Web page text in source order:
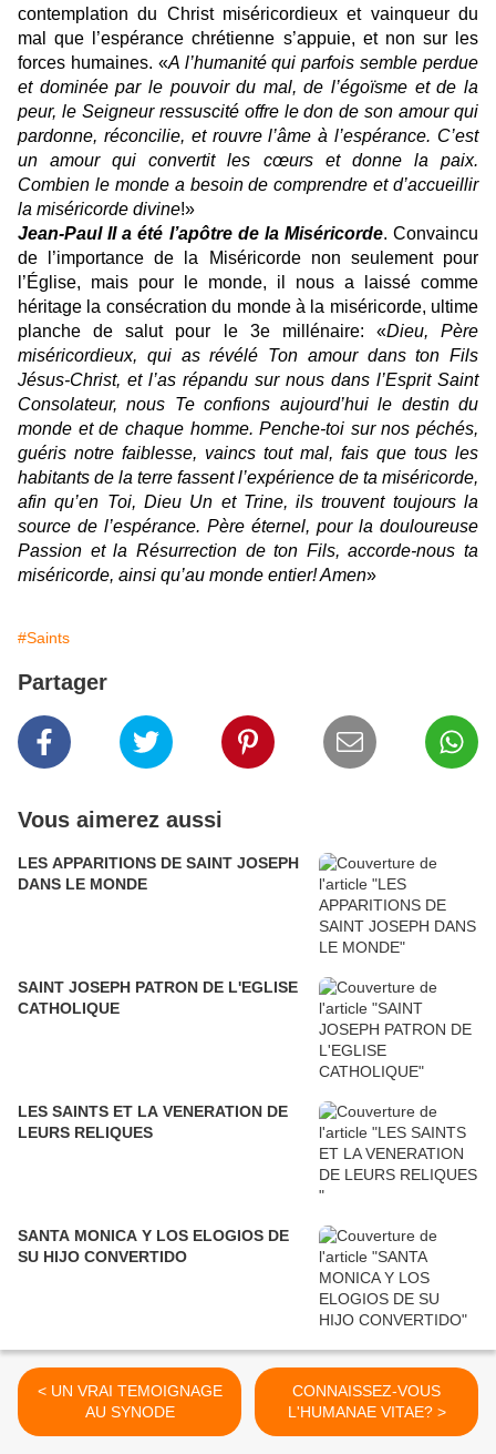
contemplation du Christ miséricordieux et vainqueur du
mal que l’espérance chrétienne s’appuie, et non sur les
forces humaines. «A l’humanité qui parfois semble perdue
et dominée par le pouvoir du mal, de l’égoïsme et de la
peur, le Seigneur ressuscité offre le don de son amour qui
pardonne, réconcilie, et rouvre l’âme à l’espérance. C’est
un amour qui convertit les cœurs et donne la paix.
Combien le monde a besoin de comprendre et d’accueillir
la miséricorde divine!»
Jean-Paul II a été l’apôtre de la Miséricorde. Convaincu
de l’importance de la Miséricorde non seulement pour
l’Église, mais pour le monde, il nous a laissé comme
héritage la consécration du monde à la miséricorde, ultime
planche de salut pour le 3e millénaire: «Dieu, Père
miséricordieux, qui as révélé Ton amour dans ton Fils
Jésus-Christ, et l’as répandu sur nous dans l’Esprit Saint
Consolateur, nous Te confions aujourd’hui le destin du
monde et de chaque homme. Penche-toi sur nos péchés,
guéris notre faiblesse, vaincs tout mal, fais que tous les
habitants de la terre fassent l’expérience de ta miséricorde,
afin qu’en Toi, Dieu Un et Trine, ils trouvent toujours la
source de l’espérance. Père éternel, pour la douloureuse
Passion et la Résurrection de ton Fils, accorde-nous ta
miséricorde, ainsi qu’au monde entier! Amen»
#Saints
Partager
Vous aimerez aussi
LES APPARITIONS DE SAINT JOSEPH
DANS LE MONDE
SAINT JOSEPH PATRON DE L'EGLISE
CATHOLIQUE
LES SAINTS ET LA VENERATION DE
LEURS RELIQUES
SANTA MONICA Y LOS ELOGIOS DE
SU HIJO CONVERTIDO
< UN VRAI TEMOIGNAGE
AU SYNODE
CONNAISSEZ-VOUS
L'HUMANAE VITAE? >